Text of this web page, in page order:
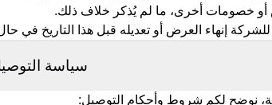
أو خصومات أخرى، ما لم يُذكر خلاف ذلك.
إنهاء العرض أو تعديله قبل هذا التاريخ في
سياسة
نوضح لكم شروط وأحكام التوصيل: